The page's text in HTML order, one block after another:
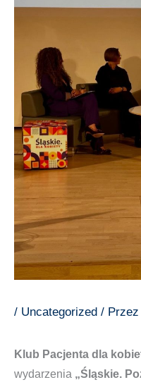
/ Uncategorized / Przez
Klub Pacjenta dla
wydarzenia „Śląskie.